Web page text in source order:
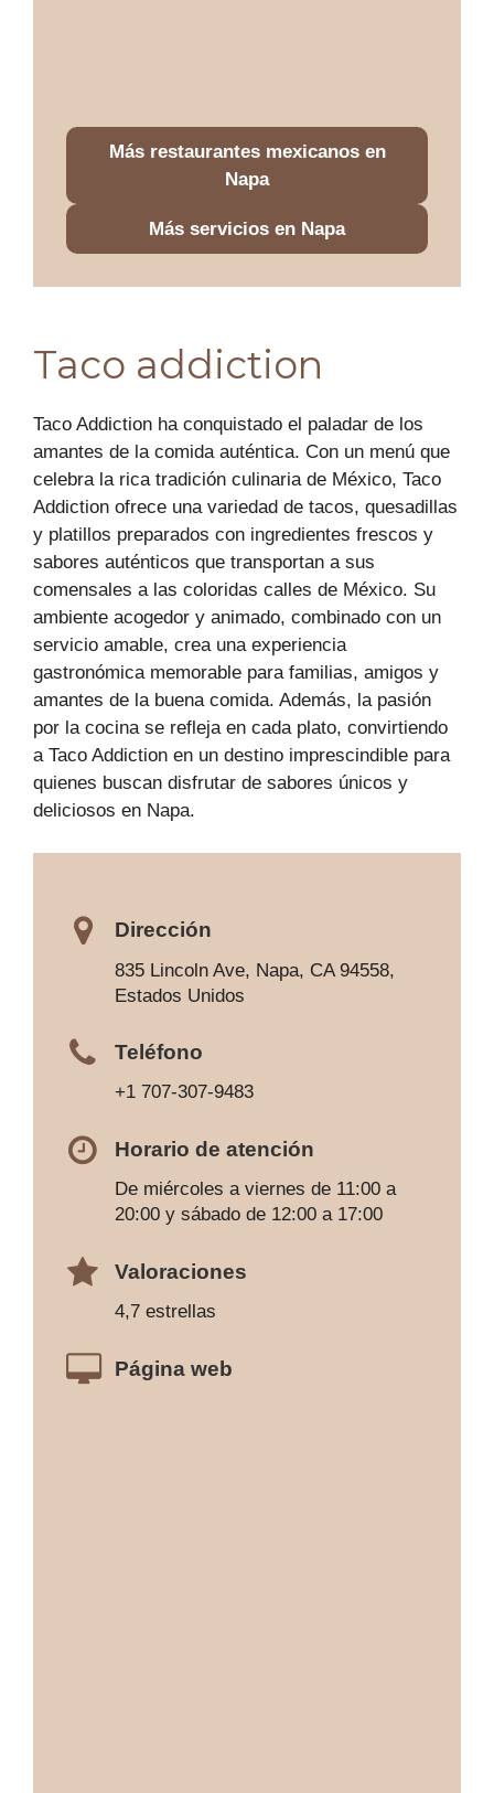
Más restaurantes mexicanos en
Napa
Más servicios en Napa
Taco addiction
Taco Addiction ha conquistado el paladar de los
amantes de la comida auténtica. Con un menú que
celebra la rica tradición culinaria de México, Taco
Addiction ofrece una variedad de tacos, quesadillas
y platillos preparados con ingredientes frescos y
sabores auténticos que transportan a sus
comensales a las coloridas calles de México. Su
ambiente acogedor y animado, combinado con un
servicio amable, crea una experiencia
gastronómica memorable para familias, amigos y
amantes de la buena comida. Además, la pasión
por la cocina se refleja en cada plato, convirtiendo
a Taco Addiction en un destino imprescindible para
quienes buscan disfrutar de sabores únicos y
deliciosos en Napa.
Dirección
835 Lincoln Ave, Napa, CA 94558,
Estados Unidos
Teléfono
+1 707-307-9483
Horario de atención
De miércoles a viernes de 11:00 a
20:00 y sábado de 12:00 a 17:00
Valoraciones
4,7 estrellas
Página web